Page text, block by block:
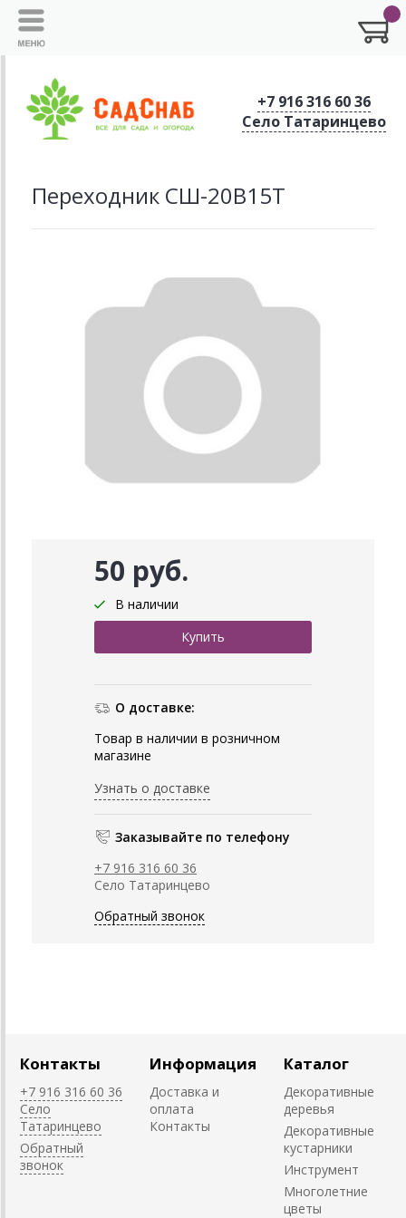
+7 916 316 60 36
Село Татаринцево
Переходник СШ-20В15Т
50 руб.
В наличии
О доставке:
Товар в наличии в розничном
магазине
Узнать о доставке
Заказывайте по телефону
+7 916 316 60 36
Село Татаринцево
Обратный звонок
Контакты
+7 916 316 60 36
Село
Татаринцево
Обратный
звонок
Информация
Доставка и
оплата
Контакты
Каталог
Декоративные
деревья
Декоративные
кустарники
Инструмент
Многолетние
цветы